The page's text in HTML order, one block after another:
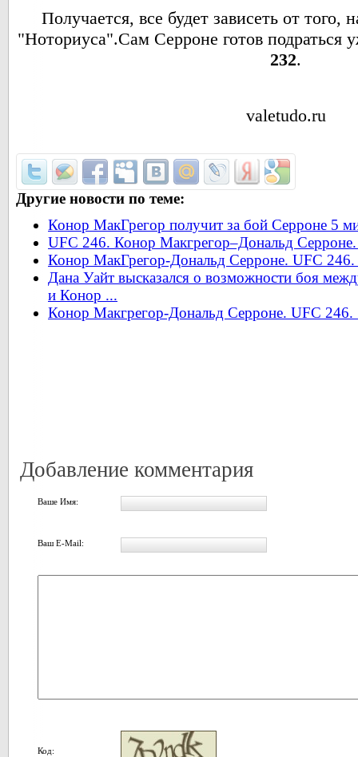
Получается, все будет зависеть от того,
"Ноториуса".Сам Серроне готов подраться
232.
valetudo.ru
Другие новости по теме:
Конор МакГрегор получит за бой Серроне 5
UFC 246. Конор Макгрегор–Дональд
Конор МакГрегор-Дональд Серроне. UFC
Дана Уайт высказался о возможности боя
и Конор ...
Конор Макгрегор-Дональд Серроне. UFC
Добавление комментария
Ваше Имя:
Ваш E-Mail:
Код: